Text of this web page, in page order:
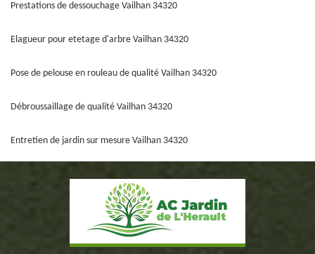
Prestations de dessouchage Vailhan 34320
Elagueur pour etetage d'arbre Vailhan 34320
Pose de pelouse en rouleau de qualité Vailhan 34320
Débroussaillage de qualité Vailhan 34320
Entretien de jardin sur mesure Vailhan 34320